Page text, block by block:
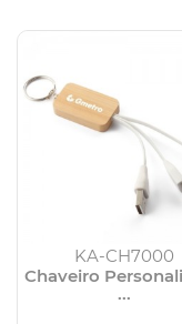
KA-CH7000
Chaveiro
...